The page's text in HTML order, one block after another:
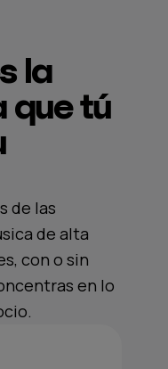
la
que tú
de las
de alta
con o sin
en lo